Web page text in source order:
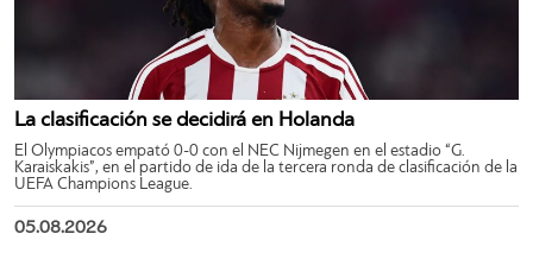
La clasificación se decidirá en Holanda
El Olympiacos empató 0-0 con el NEC Nijmegen en el estadio “G.
Karaiskakis”, en el partido de ida de la tercera ronda de clasificación de la
UEFA Champions League.
05.08.2026